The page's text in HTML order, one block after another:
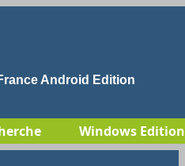
Android Edition
Windows Edition